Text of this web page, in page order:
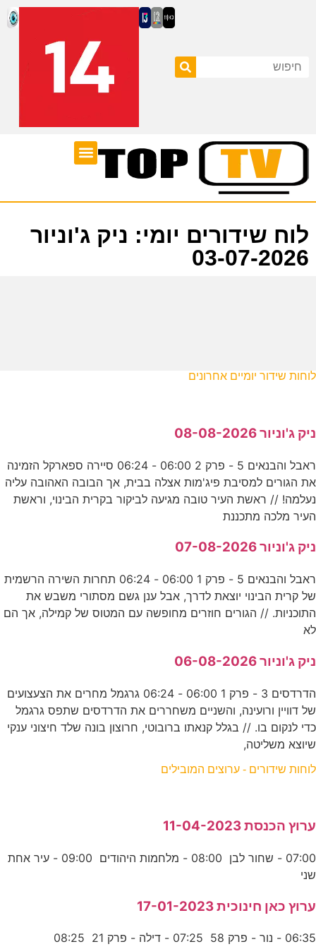
לוח שידורים יומי: ניק ג'וניור
03-07-2026
לוחות שידור יומיים אחרונים
ניק ג'וניור 08-08-2026
ראבל והבנאים 5 - פרק 2 06:00 - 06:24 סיירה ספארקל הזמינה
את הגורים למסיבת פיג'מות אצלה בבית, אך הבובה האהובה עליה
נעלמה! // ראשת העיר טובה מגיעה לביקור בקרית הבינוי, וראשת
העיר מלכה מתכננת
ניק ג'וניור 07-08-2026
ראבל והבנאים 5 - פרק 1 06:00 - 06:24 תחרות השירה הרשמית
של קרית הבינוי יוצאת לדרך, אבל ענן גשם מסתורי משבש את
התוכניות. // הגורים חוזרים מחופשה עם המטוס של קמילה, אך הם
לא
ניק ג'וניור 06-08-2026
הדרדסים 3 - פרק 1 06:00 - 06:24 גרגמל מחרים את הצעצועים
של דוויין ורועינה, והשניים משחררים את הדרדסים שתפס גרגמל
כדי לנקום בו. // בגלל קנאתו ברובוטי, חרוצון בונה שלד חיצוני ענקי
שיוצא משליטה,
לוחות שידורים - ערוצים המובילים
ערוץ הכנסת 11-04-2023
07:00 - שחור לבן 08:00 - מלחמות היהודים 09:00 - עיר אחת
שני
ערוץ כאן חינוכית 17-01-2023
06:35 - נור - פרק 58 07:25 - דילה - פרק 21 08:25